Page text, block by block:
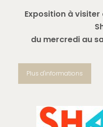
Exposition à visiter
du mercredi au
Plus d'informations